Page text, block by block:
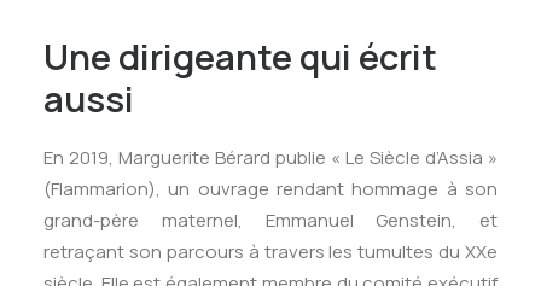
Une dirigeante qui écrit
aussi
En 2019, Marguerite Bérard publie « Le Siècle d’Assia »
(Flammarion), un ouvrage rendant hommage à son
grand-père maternel, Emmanuel Genstein, et
retraçant son parcours à travers les tumultes du XXe